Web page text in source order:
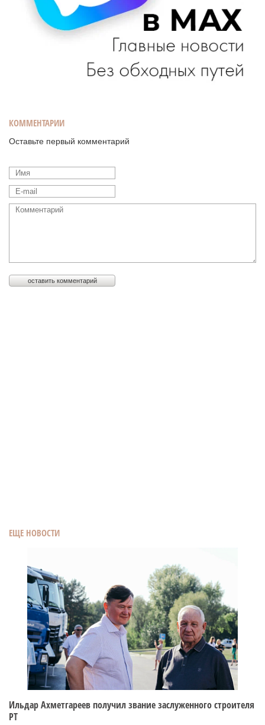
ЕЩЕ НОВОСТИ
Ильдар Ахметгареев получил звание заслуженного строителя
РТ
КОММЕНТАРИИ
Оставьте первый комментарий